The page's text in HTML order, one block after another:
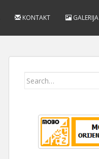
KONTAKT GALERIJA
Search